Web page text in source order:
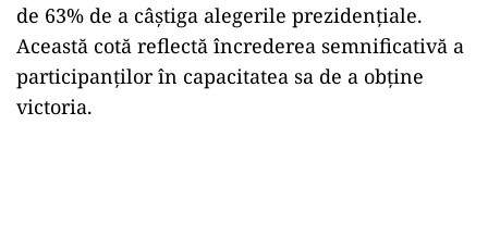
de 63% de a câștiga alegerile prezidențiale.
Această cotă reflectă încrederea semnificativă a
participanților în capacitatea sa de a obține
victoria.